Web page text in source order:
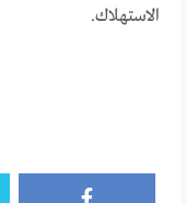
الاستهلاك.